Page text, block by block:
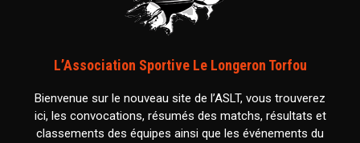
L’Association Sportive Le Longeron Torfou
Bienvenue sur le nouveau site de l’ASLT, vous trouverez
ici, les convocations, résumés des matchs, résultats et
classements des équipes ainsi que les événements du